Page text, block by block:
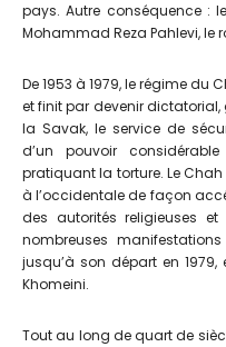
pays. Autre conséquence :
Mohammad Reza Pahlevi, le
De 1953 à 1979, le régime du
et finit par devenir
la Savak, le service de
d’un pouvoir
pratiquant la torture. Le
à l’occidentale de façon
des autorités religieuses
nombreuses
jusqu’à son départ en 1979,
Khomeini.
Tout au long de quart de